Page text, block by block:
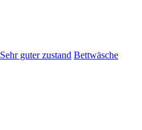
Sehr guter zustand Bettwäsche